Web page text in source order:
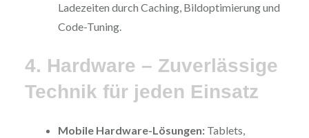
Ladezeiten durch Caching, Bildoptimierung und
Code-Tuning.
4. Hardware – Zuverlässige
Technik für jeden Einsatz
Mobile Hardware-Lösungen:Tablets,